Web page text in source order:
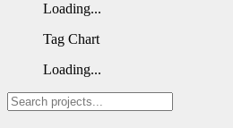
Loading...
Tag Chart
Loading...